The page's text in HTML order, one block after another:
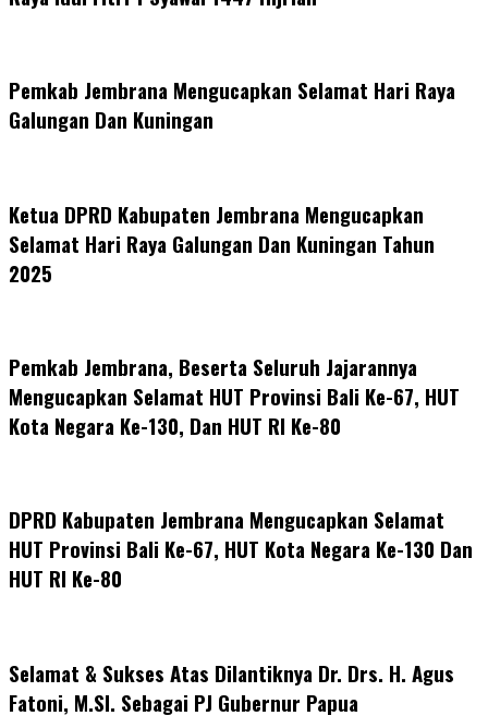
Pemkab Jembrana Mengucapkan Selamat Hari Raya
Galungan Dan Kuningan
Ketua DPRD Kabupaten Jembrana Mengucapkan
Selamat Hari Raya Galungan Dan Kuningan Tahun
2025
Pemkab Jembrana, Beserta Seluruh Jajarannya
Mengucapkan Selamat HUT Provinsi Bali Ke-67, HUT
Kota Negara Ke-130, Dan HUT RI Ke-80
DPRD Kabupaten Jembrana Mengucapkan Selamat
HUT Provinsi Bali Ke-67, HUT Kota Negara Ke-130 Dan
HUT RI Ke-80
Selamat & Sukses Atas Dilantiknya Dr. Drs. H. Agus
Fatoni, M.SI. Sebagai PJ Gubernur Papua